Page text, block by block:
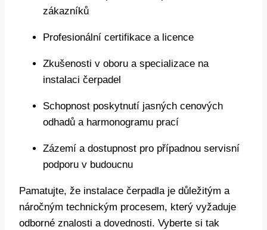
zákazníků
Profesionální certifikace a licence
Zkušenosti v oboru a specializace na
instalaci čerpadel
Schopnost poskytnutí jasných cenových
odhadů a harmonogramu prací
Zázemí a dostupnost pro případnou servisní
podporu v budoucnu
Pamatujte, že instalace čerpadla je důležitým a
náročným technickým procesem, který vyžaduje
odborné znalosti a dovednosti. Vyberte si tak